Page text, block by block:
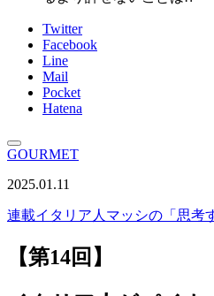
Twitter
Facebook
Line
Mail
Pocket
Hatena
GOURMET
2025.01.11
連載イタリア人マッシの「思考
【第14回】